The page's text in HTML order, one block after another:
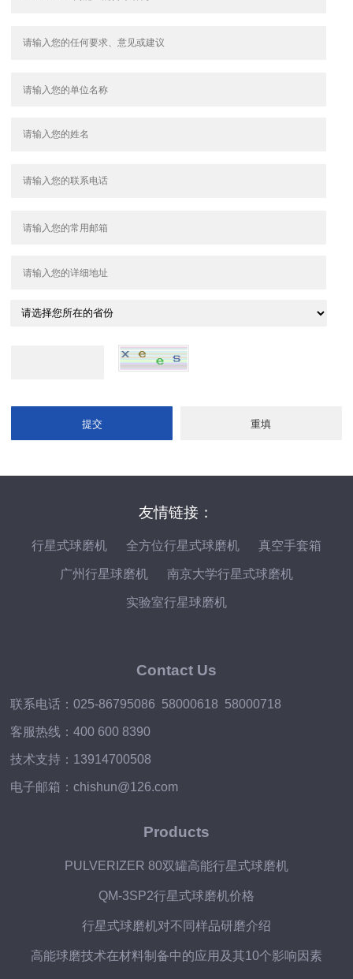
友情链接：
行星式球磨机 全方位行星式球磨机 真空手套箱
广州行星球磨机 南京大学行星式球磨机
实验室行星球磨机
Contact Us
联系电话：025-86795086 58000618 58000718
客服热线：400 600 8390
技术支持：13914700508
电子邮箱：chishun@126.com
Products
PULVERIZER 80双罐高能行星式球磨机
QM-3SP2行星式球磨机价格
行星式球磨机对不同样品研磨介绍
高能球磨技术在材料制备中的应用及其10个影响因素